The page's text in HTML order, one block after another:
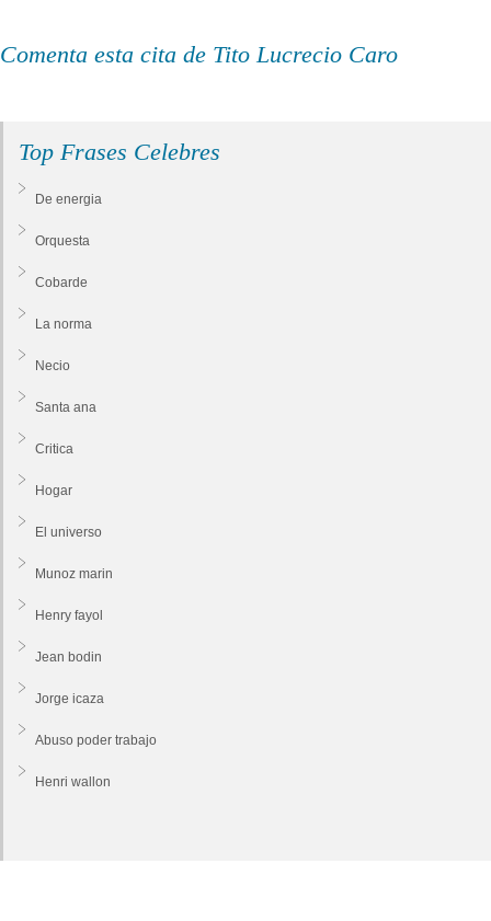
Comenta esta cita de Tito Lucrecio Caro
Top Frases Celebres
De energia
Orquesta
Cobarde
La norma
Necio
Santa ana
Critica
Hogar
El universo
Munoz marin
Henry fayol
Jean bodin
Jorge icaza
Abuso poder trabajo
Henri wallon